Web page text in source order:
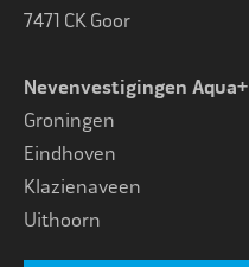
7471 CK Goor
Nevenvestigingen Aqua+
Groningen
Eindhoven
Klazienaveen
Uithoorn